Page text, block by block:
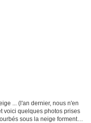
... (l'an dernier, nous n'en
voici quelques photos prises
sous la neige forment